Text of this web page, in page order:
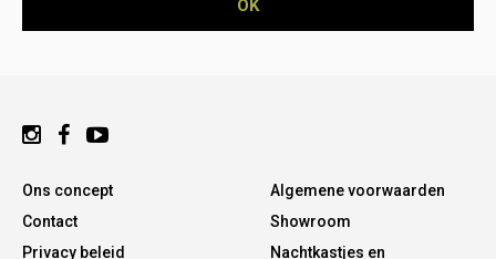
Ons concept
Contact
Privacy beleid
Algemene voorwaarden
Showroom
Nachtkastjes en